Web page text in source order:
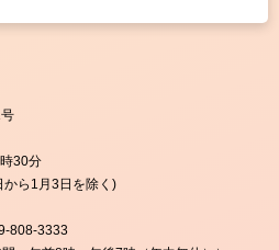
30分
ら1月3日を除く)
808-3333